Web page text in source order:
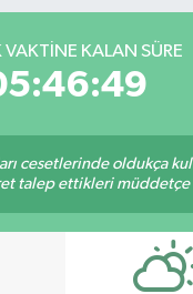
VAKTINE KALAN SÜRE
cesetlerinde oldukça
talep ettikleri